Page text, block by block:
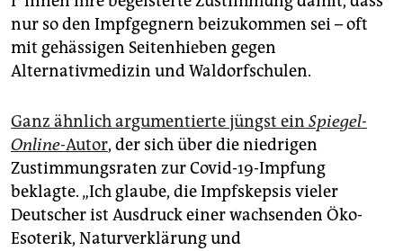
nur so den Impfgegnern beizukommen sei – oft
mit gehässigen Seitenhieben gegen
Alternativmedizin und Waldorfschulen.
Ganz ähnlich argumentierte jüngst ein Spiegel-
Online-Autor, der sich über die niedrigen
Zustimmungsraten zur Covid-19-Impfung
beklagte. „Ich glaube, die Impfskepsis vieler
Deutscher ist Ausdruck einer wachsenden Öko-
Esoterik, Naturverklärung und